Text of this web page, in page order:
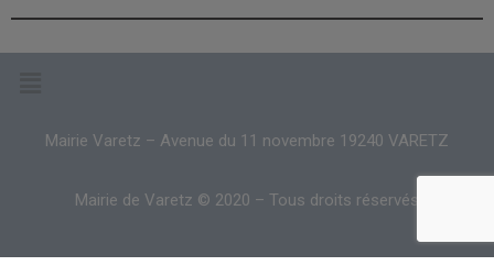
Mairie Varetz – Avenue du 11 novembre 19240 VARETZ
Mairie de Varetz © 2020 – Tous droits réservés